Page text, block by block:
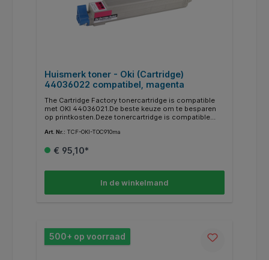
Huismerk toner - Oki (Cartridge)
44036022 compatibel, magenta
The Cartridge Factory tonercartridge is compatible
met OKI 44036021.De beste keuze om te besparen
op printkosten.Deze tonercartridge is compatible
aan de hoogste eisen die de zakelijke gebruiker van
Nederlandse productieomgeving voor een 100%
modellen printers:Oki C910DM, C910dn, C910N,
C910wt, C930
Art. Nr.: TCF-OKI-TOC910ma
€ 95,10*
In de winkelmand
500+ op voorraad